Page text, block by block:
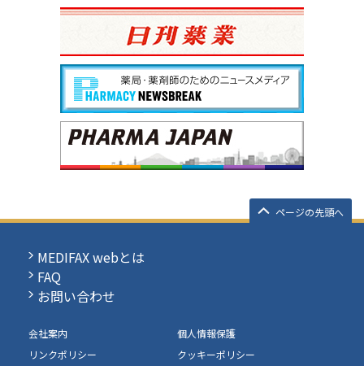
ページの先頭へ
MEDIFAX webとは
FAQ
お問い合わせ
会社案内
個人情報保護
リンクポリシー
クッキーポリシー